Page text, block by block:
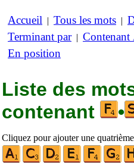
Accueil | Tous les mots |
Terminant par| Contenant
En position
Liste des
contenant
•
Cliquez pour ajouter une